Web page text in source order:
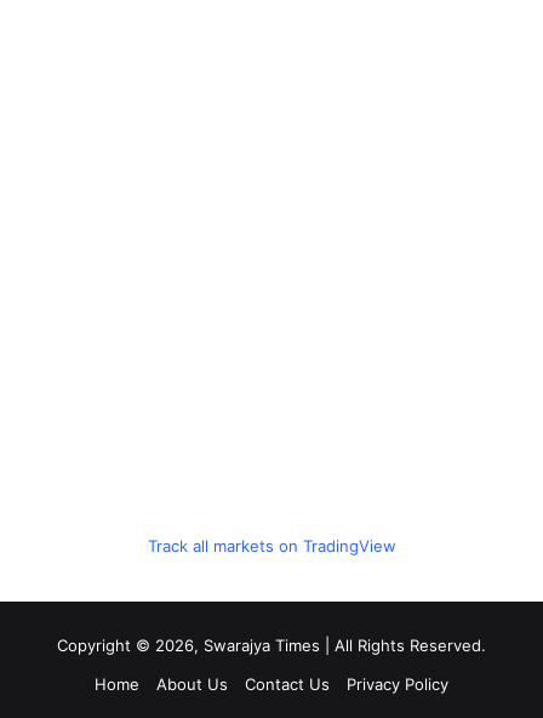
Track all markets on TradingView
Copyright © 2026, Swarajya Times | All Rights Reserved.
Home
About Us Contact Us Privacy Policy